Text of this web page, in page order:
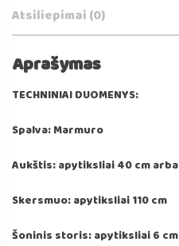
Atsiliepimai (0)
Aprašymas
TECHNINIAI DUOMENYS:
Spalva: Marmuro
Aukštis: apytiksliai 40 cm
Skersmuo: apytiksliai 110 cm
Šoninis storis: apytiksliai 6 cm